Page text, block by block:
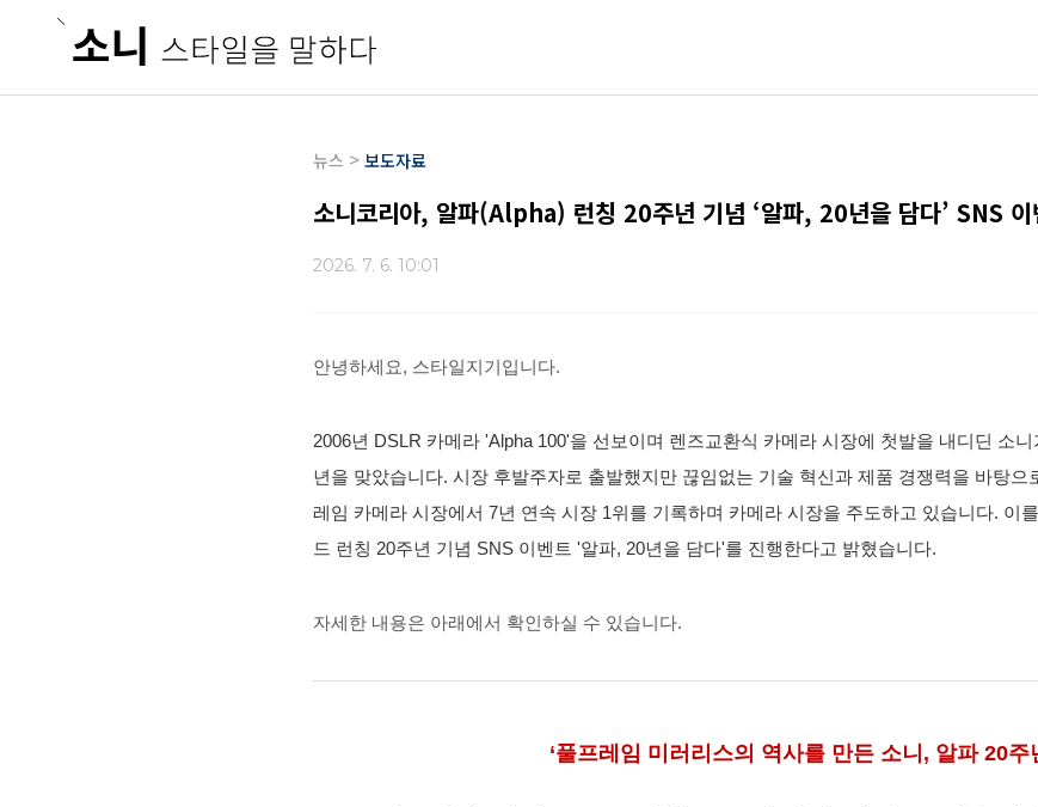
뉴스 > 보도자료
소니코리아, 알파(Alpha) 런칭 20주년 기념 ‘알파, 20년을 담다’ SNS 이
2026. 7. 6. 10:01
안녕하세요, 스타일지기입니다.
2006년 DSLR 카메라 'Alpha 100'을 선보이며 렌즈교환식 카메라 시장에 첫발을 내디딘 소
년을 맞았습니다. 시장 후발주자로 출발했지만 끊임없는 기술 혁신과 제품 경쟁력을 바탕으
레임 카메라 시장에서 7년 연속 시장 1위를 기록하며 카메라 시장을 주도하고 있습니다. 이
드 런칭 20주년 기념 SNS 이벤트 '알파, 20년을 담다'를 진행한다고 밝혔습니다.
자세한 내용은 아래에서 확인하실 수 있습니다.
‘풀프레임 미러리스의 역사를 만든 소니 , 알파20주